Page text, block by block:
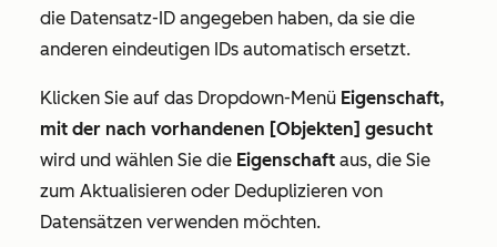
die Datensatz-ID angegeben haben, da sie die
anderen eindeutigen IDs automatisch ersetzt.
Klicken Sie auf das Dropdown-Menü Eigenschaft,
mit der nach vorhandenen [Objekten] gesucht
wird und wählen Sie die Eigenschaft aus, die Sie
zum Aktualisieren oder Deduplizieren von
Datensätzen verwenden möchten.